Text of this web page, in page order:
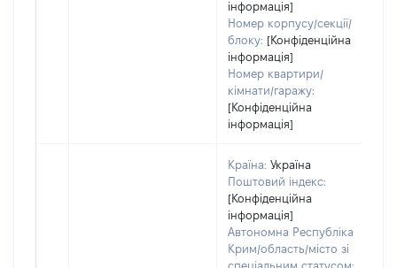
інформація]
Номер корпусу/секції/
блоку: [Конфіденційна
інформація]
Номер квартири/
кімнати/гаражу:
[Конфіденційна
інформація]
Країна: Україна
Поштовий індекс:
[Конфіденційна
інформація]
Автономна Республіка
Крим/область/місто зі
спеціальним статусом: